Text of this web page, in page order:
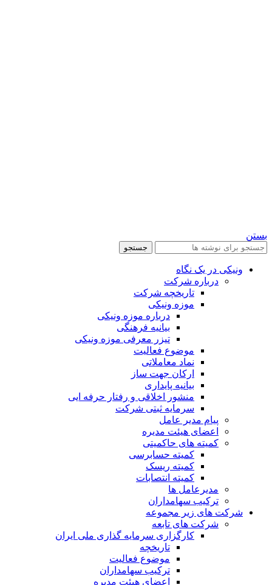
بستن
جستجو
ونیکی در یک نگاه
درباره شرکت
تاریخچه شرکت
موزه ونیکی
درباره موزه ونیکی
بیانیه فرهنگی
تیزر معرفی موزه ونیکی
موضوع فعالیت
نماد معاملاتی
ارکان جهت ساز
بیانیه پایداری
منشور اخلاقی و رفتار حرفه ایی
سرمایه ثبتی شرکت
پیام مدیر عامل
اعضای هیئت مدیره
کمیته های حاکمیتی
کمیته حسابرسی
کمیته ریسک
کمیته انتصابات
مدیرعامل ها
ترکیب سهامداران
شرکت های زیر مجموعه
شرکت های تابعه
کارگزاری سرمایه گذاری ملی ایران
تاریخچه
موضوع فعالیت
ترکیب سهامداران
اعضای هیئت مدیره